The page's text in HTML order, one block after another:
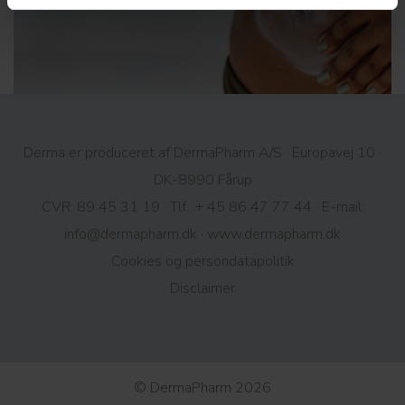
Derma er produceret af DermaPharm A/S · Europavej 10 ·
DK-8990 Fårup
CVR: 89 45 31 19 · Tlf.:
+ 45 86 47 77 44
· E-mail:
info@dermapharm.dk
www.dermapharm.dk
Cookies og persondatapolitik​
Disclaimer
© DermaPharm 2026